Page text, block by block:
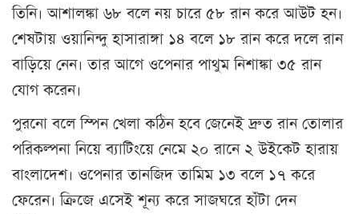
তিনি। আশালঙ্কা ৬৮ বলে নয় চারে ৫৮ রান করে আউট হন।
শেষটায় ওয়ানিন্দু হাসারাঙ্গা ১৪ বলে ১৮ রান করে দলে রান
বাড়িয়ে নেন। তার আগে ওপেনার পাথুম নিশাঙ্কা ৩৫ রান
যোগ করেন।
পুরনো বলে স্পিন খেলা কঠিন হবে জেনেই দ্রুত রান তোলার
পরিকল্পনা নিয়ে ব্যাটিংয়ে নেমে ২০ রানে ২ উইকেট হারায়
বাংলাদেশ। ওপেনার তানজিদ তামিম ১৩ বলে ১৭ করে
ফেরেন। ক্রিজে এসেই শূন্য করে সাজঘরে হাঁটা দেন